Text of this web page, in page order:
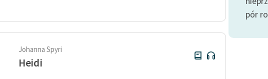
Johanna Spyri
Heidi
pór